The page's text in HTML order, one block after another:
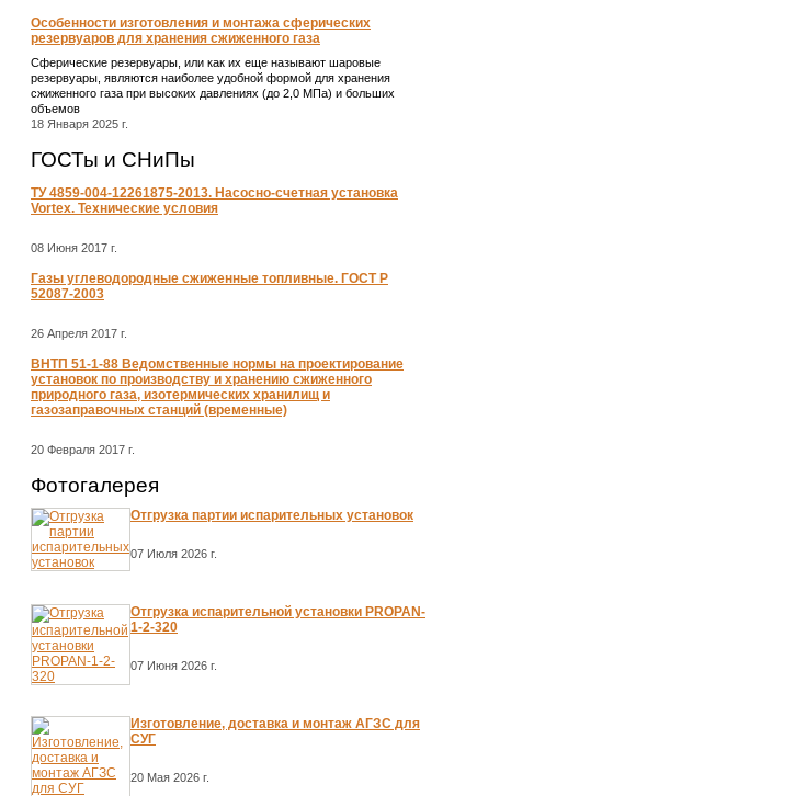
Особенности изготовления и монтажа сферических
резервуаров для хранения сжиженного газа
Сферические резервуары, или как их еще называют шаровые
резервуары, являются наиболее удобной формой для хранения
сжиженного газа при высоких давлениях (до 2,0 МПа) и больших
объемов
18 Января 2025 г.
ГОСТы и СНиПы
ТУ 4859-004-12261875-2013. Насосно-счетная установка
Vortex. Технические условия
08 Июня 2017 г.
Газы углеводородные сжиженные топливные. ГОСТ Р
52087-2003
26 Апреля 2017 г.
ВНТП 51-1-88 Ведомственные нормы на проектирование
установок по производству и хранению сжиженного
природного газа, изотермических хранилищ и
газозаправочных станций (временные)
20 Февраля 2017 г.
Фотогалерея
Отгрузка партии испарительных установок
07 Июля 2026 г.
Отгрузка испарительной установки PROPAN-
1-2-320
07 Июня 2026 г.
Изготовление, доставка и монтаж АГЗС для
СУГ
20 Мая 2026 г.